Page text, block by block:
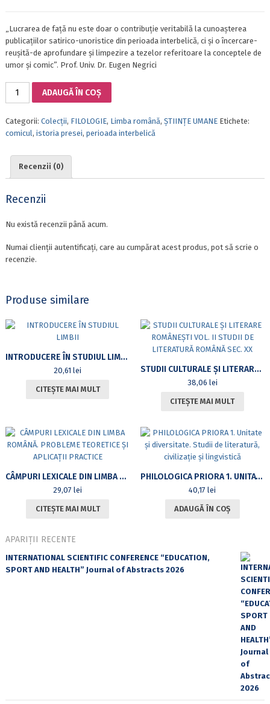
„Lucrarea de față nu este doar o contribuție veritabilă la cunoașterea
publicațiilor satirico-unoristice din perioada interbelică, ci și o încercare-
reușită-de aprofundare și limpezire a tezelor referitoare la conceptele de
umor și comic”. Prof. Univ. Dr. Eugen Negrici
Cantitate
REPERE
COMICULUI
ROMÂNESC
SATIRICO-
DIN
INTERBELICĂ
ADAUGĂ ÎN COȘ
Categorii: Colecții, FILOLOGIE, Limba română, ȘTIINȚE UMANE Etichete:
comicul , istoria presei, perioada interbelică
Recenzii (0)
Recenzii
Nu există recenzii până acum.
Numai clienții autentificați, care au cumpărat acest produs, pot să scrie o
recenzie.
Produse similare
INTRODUCERE ÎN STUDIUL LIMBII
20,61lei
CITEȘTE MAI MULT
STUDII CULTURALE ȘI LITERARE ROMÂNEȘTI VOL. II STUDII DE LITERATURĂ ROMÂNĂ SEC. XX
38,06 lei
CITEȘTE MAI MULT
CÂMPURI LEXICALE DIN LIMBA ROMÂNĂ. PROBLEME TEORETICE ȘI APLICAȚII PRACTICE
29,07lei
CITEȘTE MAI MULT
PHILOLOGICA PRIORA 1. UNITATE ȘI DIVERSITATE. STUDII DE LITERATURĂ, CIVILIZAȚIE ȘI LINGVISTICĂ
40,17lei
ADAUGĂ ÎN COȘ
APARIȚII RECENTE
INTERNATIONAL SCIENTIFIC CONFERENCE “EDUCATION,
SPORT AND HEALTH” Journal of Abstracts 2026